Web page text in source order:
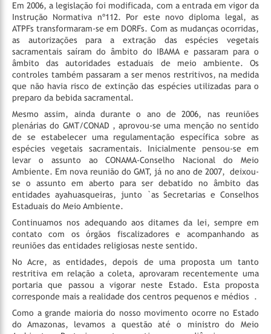
Em 2006, a legislação foi modificada, com a entrada em vigor da
Instrução Normativa nº112. Por este novo diploma legal, as
ATPFs transformaram-se em DORFs. Com as mudanças ocorridas,
as autorizações para a extração das espécies vegetais
sacramentais saíram do âmbito do IBAMA e passaram para o
âmbito das autoridades estaduais de meio ambiente. Os
controles também passaram a ser menos restritivos, na medida
que não havia risco de extinção das espécies utilizadas para o
preparo da bebida sacramental.
Mesmo assim, ainda durante o ano de 2006, nas reuniões
plenárias do GMT/CONAD , aprovou-se uma menção no sentido
de se estabelecer uma regulamentação específica sobre as
espécies vegetais sacramentais. Inicialmente pensou-se em
levar o assunto ao CONAMA-Conselho Nacional do Meio
Ambiente. Em nova reunião do GMT, já no ano de 2007, deixou-
se o assunto em aberto para ser debatido no âmbito das
entidades ayahuasqueiras, junto `as Secretarias e Conselhos
Estaduais do Meio Ambiente.
Continuamos nos adequando aos ditames da lei, sempre em
contato com os órgãos fiscalizadores e acompanhando as
reuniões das entidades religiosas neste sentido.
No Acre, as entidades, depois de uma proposta um tanto
restritiva em relação a coleta, aprovaram recentemente uma
portaria que passou a vigorar neste Estado. Esta proposta
corresponde mais a realidade dos centros pequenos e médios .
Como a grande maioria do nosso movimento ocorre no Estado
do Amazonas, levamos a questão até o ministro do Meio